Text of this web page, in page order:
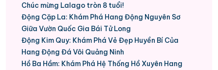
Chúc mừng Lalago tròn 8 tuổi!
Động Cặp La: Khám Phá Hang Động Nguyên Sơ
Giữa Vườn Quốc Gia Bái Tử Long
Động Kim Quy: Khám Phá Vẻ Đẹp Huyền Bí Của
Hang Động Đá Vôi Quảng Ninh
Hồ Ba Hầm: Khám Phá Hệ Thống Hồ Xuyên Hang